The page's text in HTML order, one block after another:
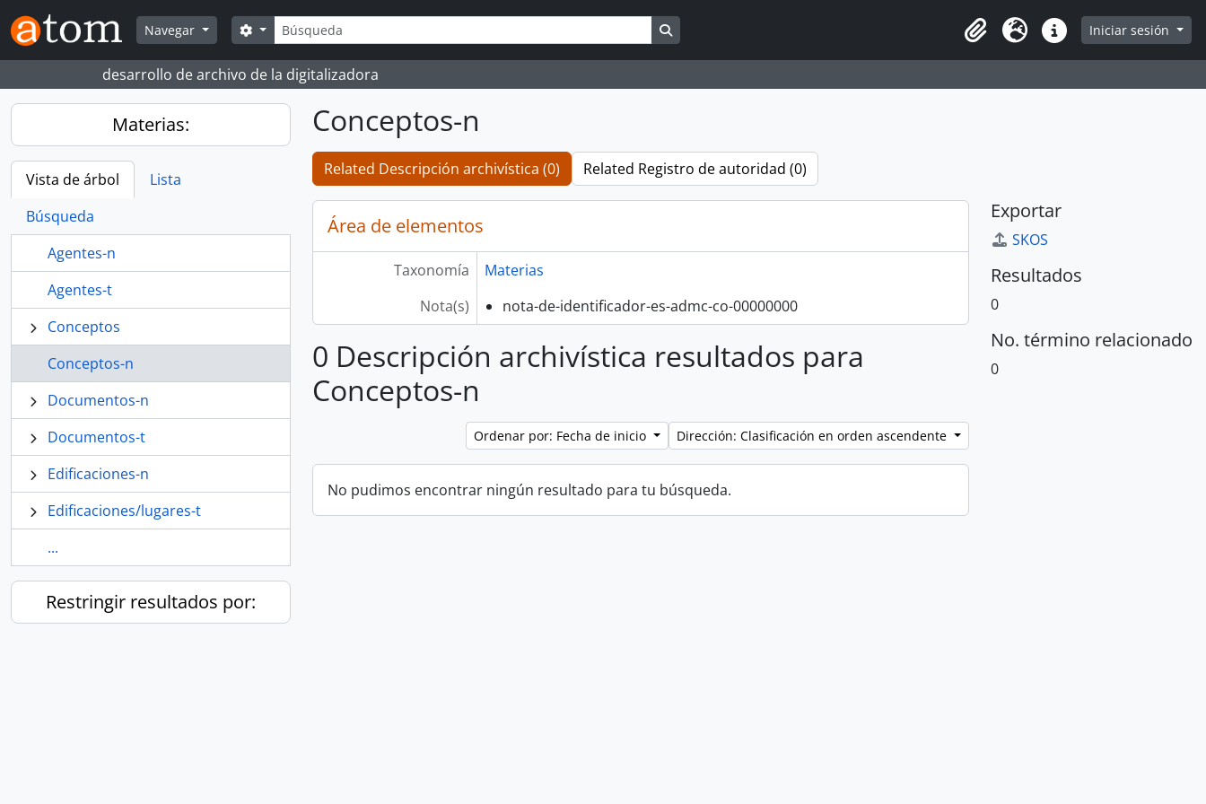
Skip to main content
Navegar
Búsqueda
Search options
Portapapeles
Idioma Enlaces rápidos
Iniciar sesión
desarrollo de archivo de la digitalizadora
Materias:
Vista de árbol
Lista
Búsqueda
Agentes-n
Agentes-t
Conceptos
Conceptos-n
Documentos-n
Documentos-t
Edificaciones-n
Edificaciones/lugares-t
...
Restringir resultados por:
Conceptos-n
Related Descripción archivística (0) Related Registro de autoridad (0)
Área de elementos
Taxonomía
Materias
Nota(s)
nota-de-identificador-es-admc-co-00000000
0 Descripción archivística resultados para
Conceptos-n
Ordenar por: Fecha de inicio Dirección: Clasificación en orden ascendente
No pudimos encontrar ningún resultado para tu búsqueda.
Exportar
SKOS
Resultados
0
No. término relacionado
0